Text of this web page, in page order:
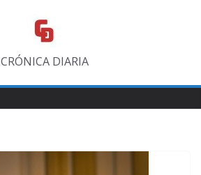
CRÓNICA DIARIA